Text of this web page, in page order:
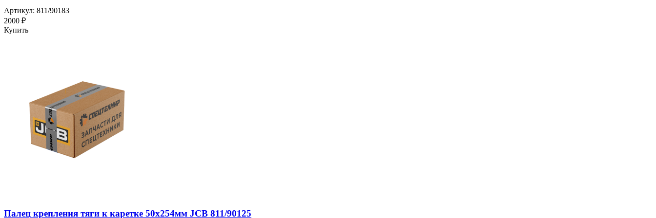
Артикул: 811/90183
2000 ₽
Купить
Палец крепления тяги к каретке 50х254мм JCB 811/90125